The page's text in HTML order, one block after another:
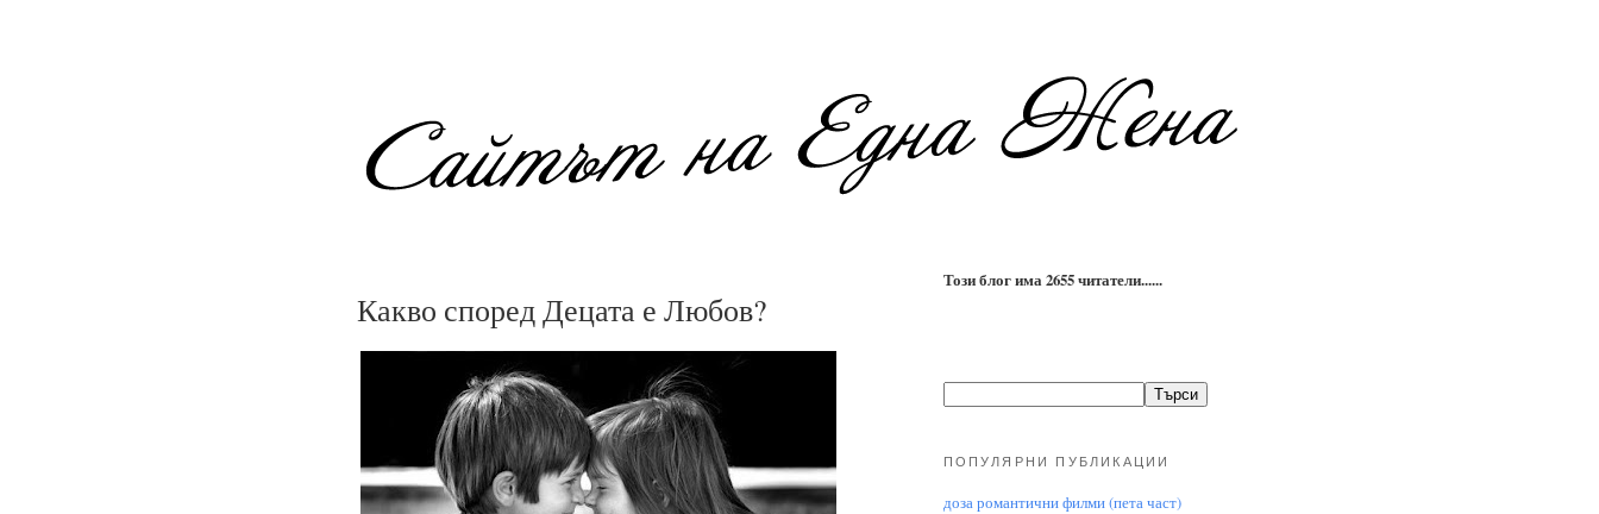
Какво според Децата е Любов?
Този блог има 2655 читатели......
ПОПУЛЯРНИ ПУБЛИКАЦИИ
доза романтични филми (пета част)